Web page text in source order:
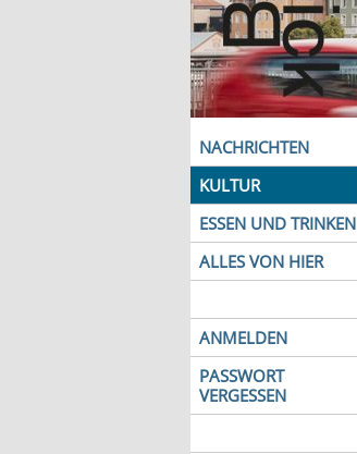
NACHRICHTEN
KULTUR
ESSEN UND TRINKEN
ALLES VON HIER
ANMELDEN
PASSWORT
VERGESSEN